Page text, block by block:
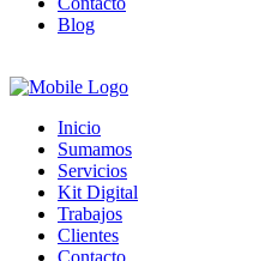
Blog
Inicio
Sumamos
Servicios
Kit Digital
Trabajos
Clientes
Contacto